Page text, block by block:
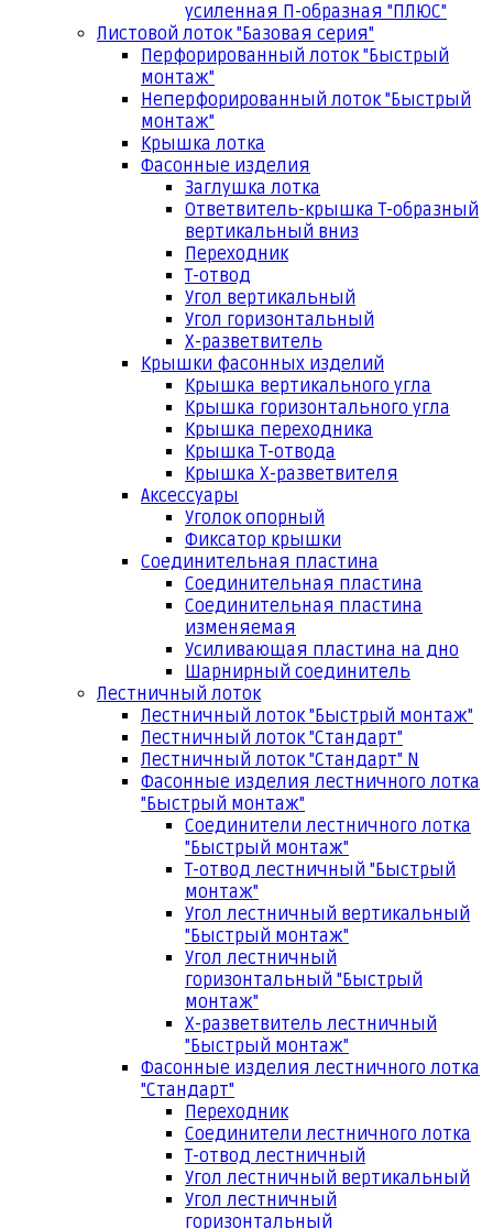
усиленная П-образная "ПЛЮС"
Листовой лоток "Базовая серия"
Перфорированный лоток "Быстрый
монтаж"
Неперфорированный лоток "Быстрый
монтаж"
Крышка лотка
Фасонные изделия
Заглушка лотка
Ответвитель-крышка Т-образный
вертикальный вниз
Переходник
Т-отвод
Угол вертикальный
Угол горизонтальный
Х-разветвитель
Крышки фасонных изделий
Крышка вертикального угла
Крышка горизонтального угла
Крышка переходника
Крышка Т-отвода
Крышка Х-разветвителя
Аксессуары
Уголок опорный
Фиксатор крышки
Соединительная пластина
Соединительная пластина
Соединительная пластина
изменяемая
Усиливающая пластина на дно
Шарнирный соединитель
Лестничный лоток
Лестничный лоток "Быстрый монтаж"
Лестничный лоток "Стандарт"
Лестничный лоток "Стандарт" N
Фасонные изделия лестничного лотка
"Быстрый монтаж"
Соединители лестничного лотка
"Быстрый монтаж"
Т-отвод лестничный "Быстрый
монтаж"
Угол лестничный вертикальный
"Быстрый монтаж"
Угол лестничный
горизонтальный "Быстрый
монтаж"
Х-разветвитель лестничный
"Быстрый монтаж"
Фасонные изделия лестничного лотка
"Стандарт"
Переходник
Соединители лестничного лотка
Т-отвод лестничный
Угол лестничный вертикальный
Угол лестничный
горизонтальный